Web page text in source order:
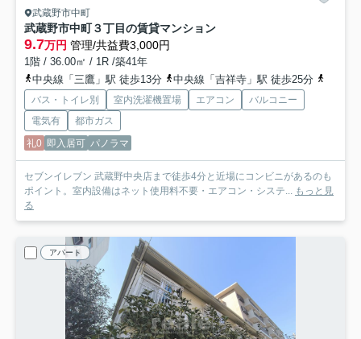
武蔵野市中町
武蔵野市中町３丁目の賃貸マンション
9.7万円 管理/共益費3,000円
1階 / 36.00㎡ / 1R /築41年
中央線「三鷹」駅 徒歩13分
中央線「吉祥寺」駅 徒歩25分
バス・トイレ別 室内洗濯機置場 エアコン
バルコニー
電気有
都市ガス
礼0 即入居可 パノラマ
セブンイレブン 武蔵野中央店まで徒歩4分と近場にコンビニがあるのも
ポイント。室内設備はネット使用料不要・エアコン・システ... もっと見
る
アパート